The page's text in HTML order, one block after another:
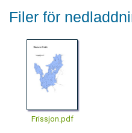
Filer för
Frissjon.pdf